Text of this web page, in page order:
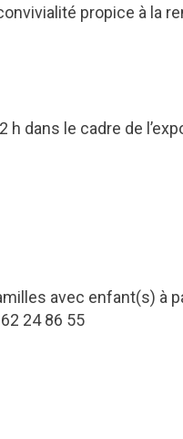
propice à la
h dans le cadre de
avec enfant(s) à
24 86 55